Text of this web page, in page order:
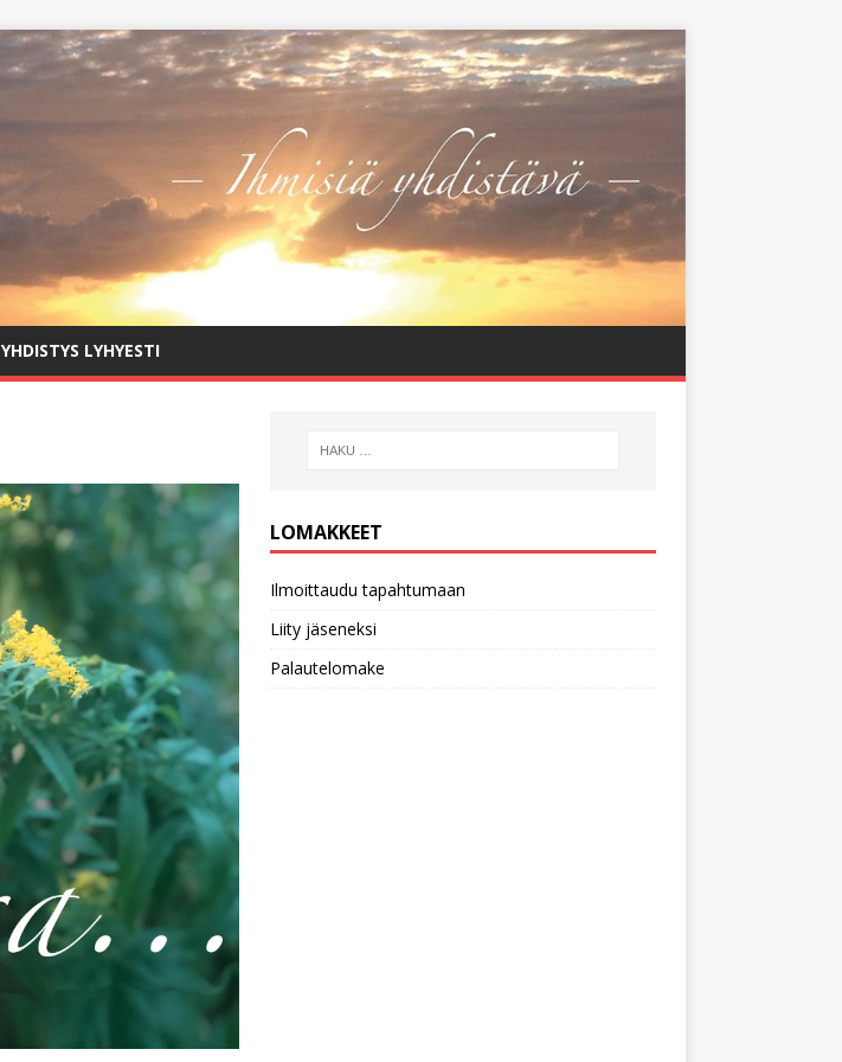
YHDISTYS LYHYESTI
LOMAKKEET
Ilmoittaudu tapahtumaan
Liity jäseneksi
Palautelomake